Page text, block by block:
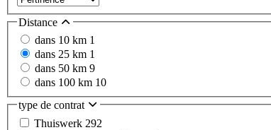
Distance
dans 10 km 1
dans 25 km 1
dans 50 km 9
dans 100 km 10
type de contrat
Thuiswerk 292